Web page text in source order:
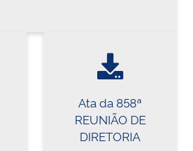
Ata da 858ª
REUNIÃO DE
DIRETORIA